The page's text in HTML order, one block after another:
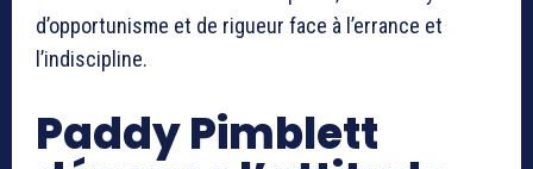
d’opportunisme et de rigueur face à l’errance et
l’indiscipline.
Paddy Pimblett